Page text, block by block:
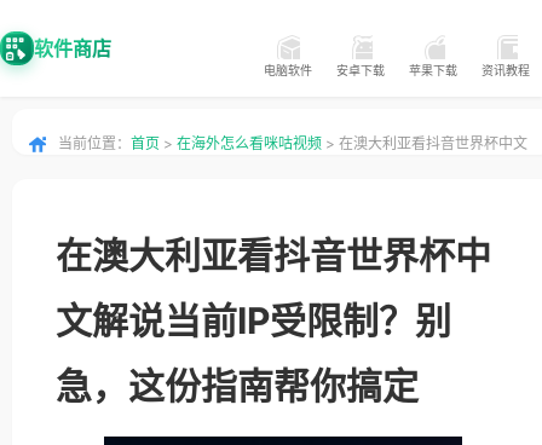
软件商店
电脑软件 安卓下载 苹果下载 资讯教程
当前位置： 首页 > 在海外怎么看咪咕视频 > 在澳大利亚看抖音世界杯中文
在澳大利亚看抖音世界杯中
文解说当前IP受限制？别
急，这份指南帮你搞定